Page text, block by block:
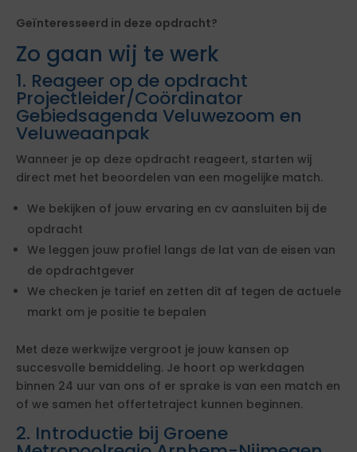
Geïnteresseerd in deze opdracht?
Zo gaan wij te werk
1. Reageer op de opdracht
Projectleider/Coördinator
Gebiedsagenda Veluwezoom en
Veluweaanpak
Wanneer je op deze opdracht reageert, starten wij
direct met het beoordelen van een mogelijke match.
We bekijken of jouw ervaring en cv aansluiten bij de
opdracht
We leggen jouw profiel langs de lat van de eisen van
de opdrachtgever
We checken je tarief en zetten dit af tegen de actuele
markt om je positie te bepalen
Met deze werkwijze vergroot je jouw kansen op
succesvolle bemiddeling. Je hoort op werkdagen
binnen 24 uur van ons of er sprake is van een match en
of we samen het offertetraject kunnen beginnen.
2. Introductie bij Groene